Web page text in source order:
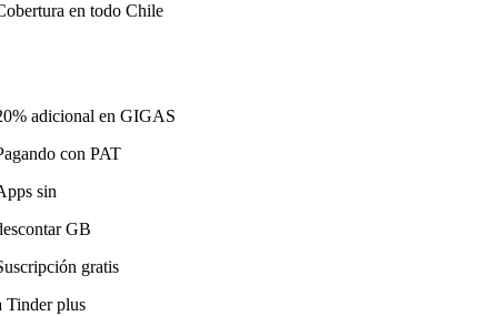
en todo Chile
adicional en GIGAS
con PAT
sin
GB
gratis
Tinder plus